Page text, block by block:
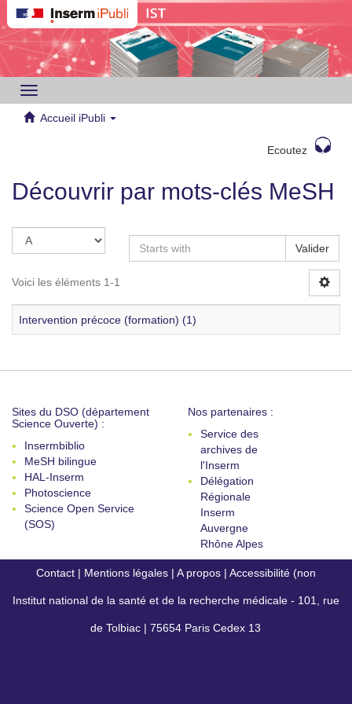
Toggle
navigation
Accueil iPubli
Ecoutez
Découvrir par mots-clés MeSH
Valider
Voici les éléments 1-1
Intervention précoce (formation) (1)
Sites du DSO (département
Science Ouverte) :
Insermbiblio
MeSH bilingue
HAL-Inserm
Photoscience
Science Open Service
(SOS)
Nos partenaires :
Service des
archives de
l'Inserm
Délégation
Régionale
Inserm
Auvergne
Rhône Alpes
Contact | Mentions légales | A propos | Accessibilité (non
conforme)
Institut national de la santé et de la recherche médicale - 101, rue
de Tolbiac | 75654 Paris Cedex 13